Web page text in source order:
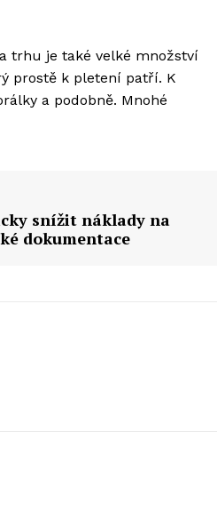
trhu je také velké množství
prostě k pletení patří. K
a podobně. Mnohé
snížit náklady na
dokumentace